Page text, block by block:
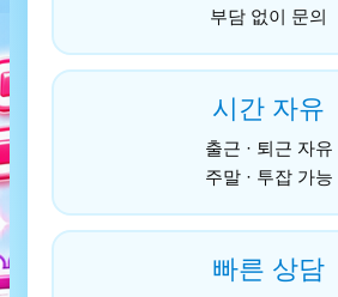
부담 없이 문의
시간 자유
출근 · 퇴근 자유
주말 · 투잡 가능
빠른 상담